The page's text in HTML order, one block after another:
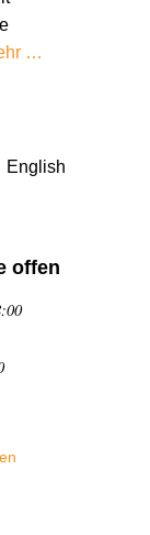
…
English
offen